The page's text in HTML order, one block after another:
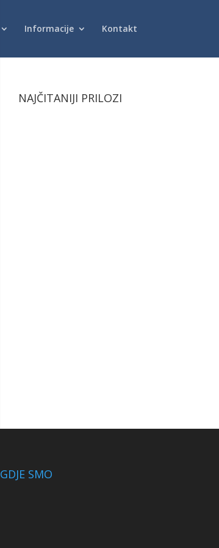
Informacije Kontakt
NAJČITANIJI PRILOZI
GDJE SMO